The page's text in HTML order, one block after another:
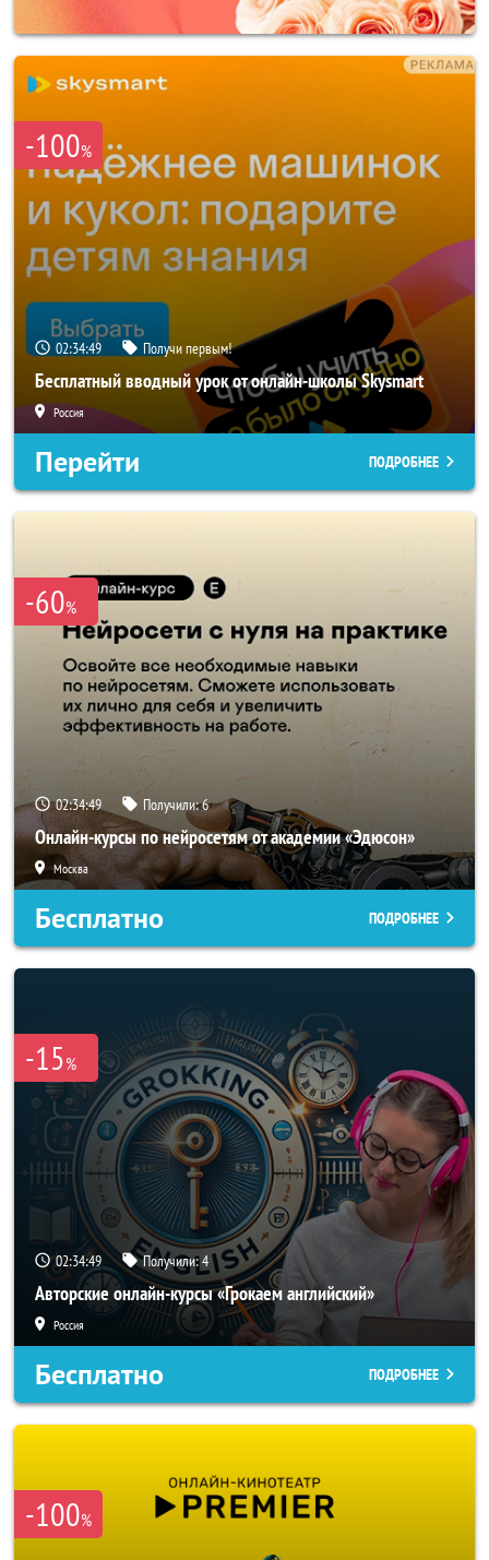
-100%
02:34:47 Получи первым!
Бесплатный вводный урок от онлайн-школы Skysmart
Россия
Перейти ПОДРОБНЕЕ
-60%
02:34:47 Получили:6
Онлайн-курсы по нейросетям от академии «Эдюсон»
Москва
Бесплатно ПОДРОБНЕЕ
-15%
02:34:47 Получили:4
Авторские онлайн-курсы «Грокаем английский»
Россия
Бесплатно ПОДРОБНЕЕ
-100%